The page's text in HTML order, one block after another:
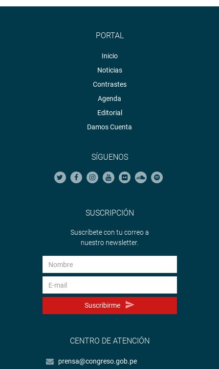
PORTAL
Inicio
Noticias
Contrastes
Agenda
Editorial
Damos Cuenta
SÍGUENOS
SUSCRIPCIÓN
Suscríbete con tu correo a
nuestro newsletter.
Suscribirme
CENTRO DE ATENCIÓN
prensa@congreso.gob.pe